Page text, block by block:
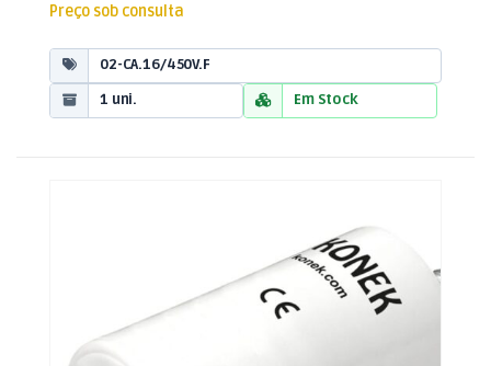
Preço sob consulta
02-CA.16/450V.F
1 uni.
Em Stock